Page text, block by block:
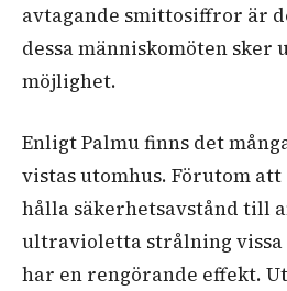
avtagande smittosiffror är
dessa människomöten sker
möjlighet.
Enligt Palmu finns det
vistas utomhus. Förutom
hålla säkerhetsavstånd till
ultravioletta strålning
har en rengörande effekt.